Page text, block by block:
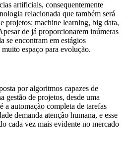
artificiais, consequentemente
relacionada que também será
projetos: machine learning, big data,
de já proporcionarem inúmeras
se encontram em estágios
espaço para evolução.
por algoritmos capazes de
gestão de projetos, desde uma
a automação completa de tarefas
demanda atenção humana, e esse
cada vez mais evidente no mercado